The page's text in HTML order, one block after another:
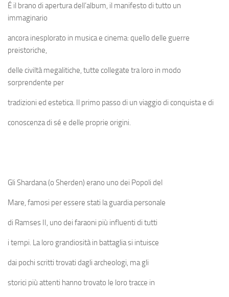
É il brano di apertura dell’album, il manifesto di tutto un
immaginario
ancora inesplorato in musica e cinema: quello delle guerre
preistoriche,
delle civiltà megalitiche, tutte collegate tra loro in modo
sorprendente per
tradizioni ed estetica. Il primo passo di un viaggio di conquista e di
conoscenza di sé e delle proprie origini.
Gli Shardana (o Sherden) erano uno dei Popoli del
Mare, famosi per essere stati la guardia personale
di Ramses II, uno dei faraoni più influenti di tutti
i tempi. La loro grandiosità in battaglia si intuisce
dai pochi scritti trovati dagli archeologi, ma gli
storici più attenti hanno trovato le loro tracce in